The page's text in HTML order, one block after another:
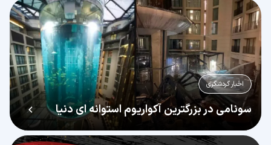
اخبار گردشگری
سونامی در بزرگترین آکواریوم استوانه ای دنیا